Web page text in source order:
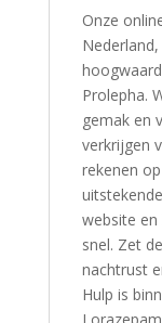
Onze
Prolepha.
gemak en
verkrijgen
rekenen
website
snel. Zet
nachtrust
Hulp is